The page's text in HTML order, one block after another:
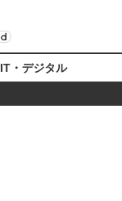
IT・デジタル